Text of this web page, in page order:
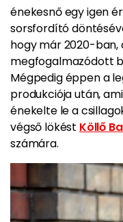
énekesnő egy igen
sorsfordító
hogy már 2020-
megfogalmazódott
Mégpedig éppen a
produkciója után,
énekelte le a
végső lökést Köllő
számára.